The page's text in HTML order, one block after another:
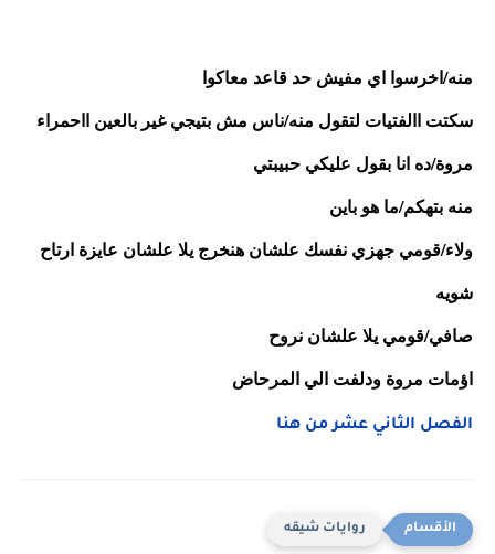
منه/اخرسوا اي مفيش حد قاعد معاكوا
سكتت االفتيات لتقول منه/ناس مش بتيجي غير بالعين ااحمراء
مروة/ده انا بقول عليكي حبيبتي
منه بتهكم/ما هو باين
شويه
صافي/قومي يلا علشان نروح
اؤمات مروة ودلفت الي المرحاض
الفصل الثاني عشر من هنا
روايات شيقه